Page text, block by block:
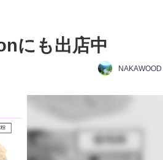
にも出店中
NAKAWOOD